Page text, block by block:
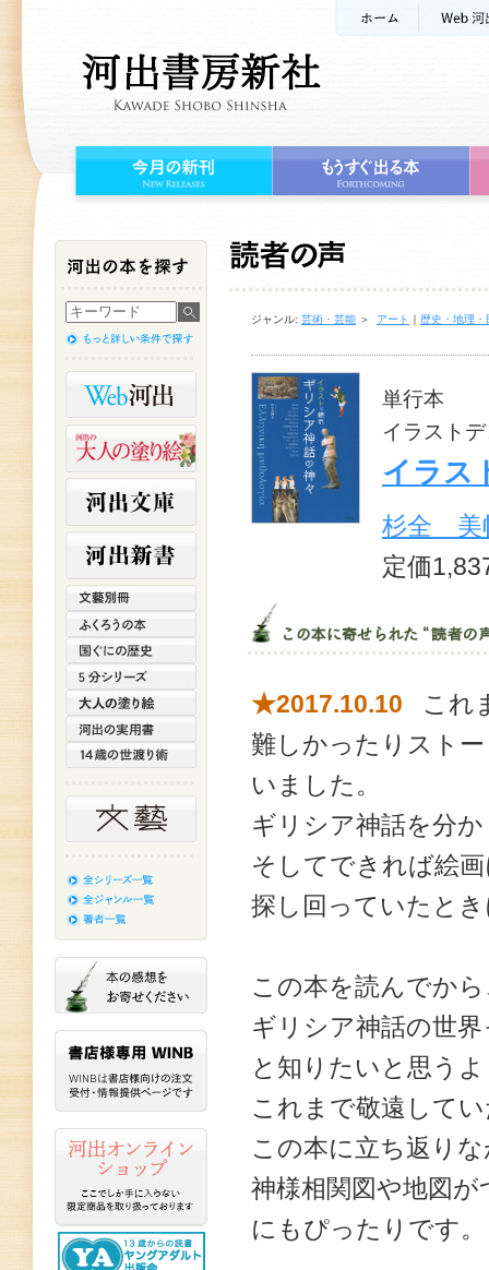
ジャンル: 芸術・芸能 ＞ アート ｜ 歴史・地理・
単行本
イラスト
イラス
杉全 美
定価
★2017.10.10 これ
難しかったりスト
いました。
ギリシア神話を分
そしてできれば絵
探し回っていたと
この本を読んでか
ギリシア神話の世
と知りたいと思う
これまで敬遠して
この本に立ち返り
神様相関図や地図
にもぴったりです。